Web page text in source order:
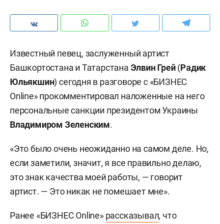
Известный певец, заслуженный артист
Башкортостана и Татарстана Элвин Грей(Радик
Юльякшин) сегодня в разговоре с «БИЗНЕС
Online» прокомментировал наложенные на него
персональные санкции президентом Украины
Владимиром Зеленским.
«Это было очень неожиданно на самом деле. Но,
если заметили, значит, я все правильно делаю,
это знак качества моей работы, — говорит
артист. — Это никак не помешает мне».
Ранее «БИЗНЕС Online» рассказывал, что